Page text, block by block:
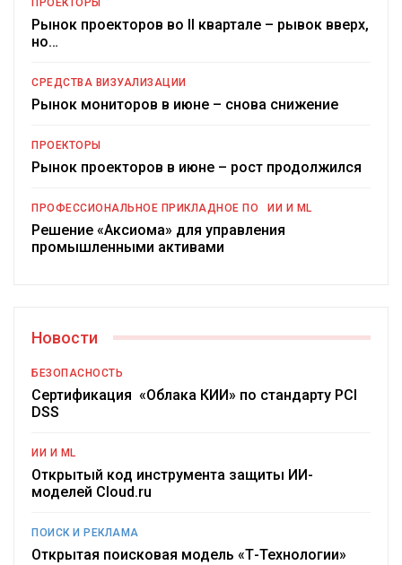
Рынок проекторов во II квартале – рывок вверх,
но…
СРЕДСТВА ВИЗУАЛИЗАЦИИ
Рынок мониторов в июне – снова снижение
ПРОЕКТОРЫ
Рынок проекторов в июне – рост продолжился
ПРОФЕССИОНАЛЬНОЕ ПРИКЛАДНОЕ ПО ИИ И ML
Решение «Аксиома» для управления
промышленными активами
Новости
БЕЗОПАСНОСТЬ
Сертификация «Облака КИИ» по стандарту PCI
DSS
ИИ И ML
Открытый код инструмента защиты ИИ-
моделей Cloud.ru
ПОИСК И РЕКЛАМА
Открытая поисковая модель «Т-Технологии»